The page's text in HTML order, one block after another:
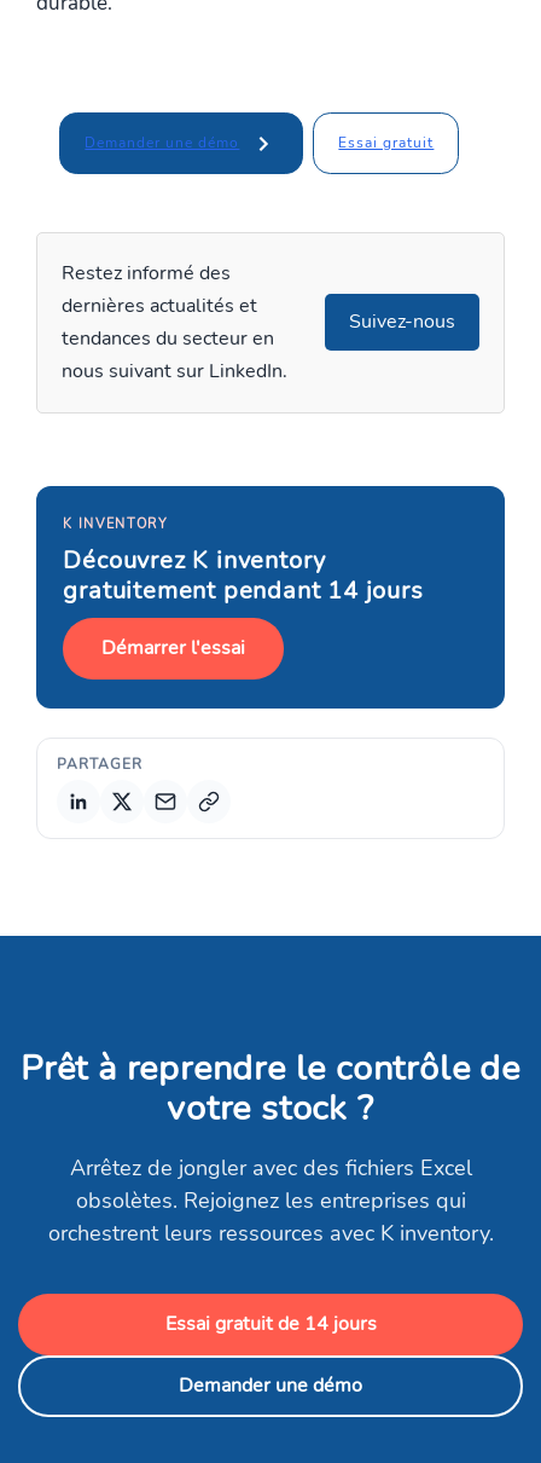
Demander une démo Essai gratuit
Restez informé des
dernières actualités et
tendances du secteur en
nous suivant sur LinkedIn.
Suivez-nous
K INVENTORY
Découvrez K inventory
gratuitement pendant 14 jours
Démarrer l'essai
PARTAGER
Copier le lien
Prêt à reprendre le contrôle de
votre stock ?
Arrêtez de jongler avec des fichiers Excel
obsolètes. Rejoignez les entreprises qui
orchestrent leurs ressources avec K inventory.
Essai gratuit de 14 jours
Demander une démo